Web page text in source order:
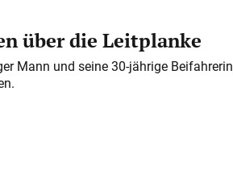
über die Leitplanke
Mann und seine 30-jährige Beifahrerin